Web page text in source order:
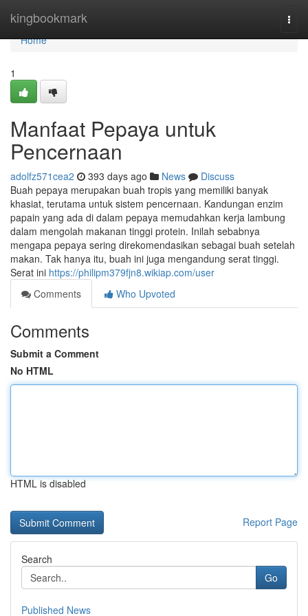
kingbookmark
Home
Home
1
Manfaat Pepaya untuk
Pencernaan
adolfz571cea2 393 days ago News
Discuss
Buah pepaya merupakan buah tropis yang memiliki banyak
khasiat, terutama untuk sistem pencernaan. Kandungan enzim
papain yang ada di dalam pepaya memudahkan kerja lambung
dalam mengolah makanan tinggi protein. Inilah sebabnya
mengapa pepaya sering direkomendasikan sebagai buah setelah
makan. Tak hanya itu, buah ini juga mengandung serat tinggi.
Serat ini https://philipm379fjn8.wikiap.com/user
Comments
Who Upvoted
Comments
Submit a Comment
No HTML
HTML is disabled
Report Page
Search
Go
Published News